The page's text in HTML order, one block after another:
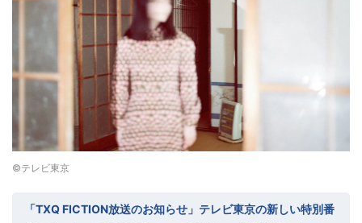
©テレビ東京
「TXQ FICTION放送のお知らせ」テレビ東京の新しい特別番